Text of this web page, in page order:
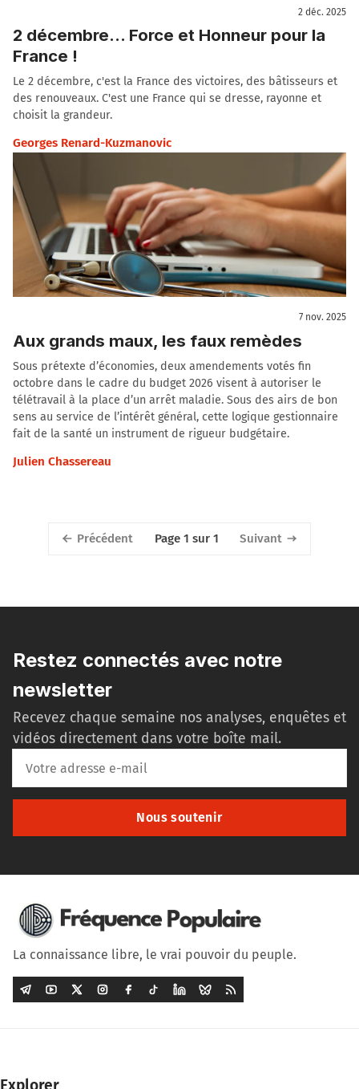
2 déc. 2025
2 décembre… Force et Honneur pour la
France !
Le 2 décembre, c'est la France des victoires, des bâtisseurs et
des renouveaux. C'est une France qui se dresse, rayonne et
choisit la grandeur.
Georges Renard-Kuzmanovic
7 nov. 2025
Aux grands maux, les faux remèdes
Sous prétexte d’économies, deux amendements votés fin
octobre dans le cadre du budget 2026 visent à autoriser le
télétravail à la place d’un arrêt maladie. Sous des airs de bon
sens au service de l’intérêt général, cette logique gestionnaire
fait de la santé un instrument de rigueur budgétaire.
Julien Chassereau
Précédent Page 1 sur 1 Suivant
Restez connectés avec notre
newsletter
Recevez chaque semaine nos analyses, enquêtes et
vidéos directement dans votre boîte mail.
Nous soutenir
La connaissance libre, le vrai pouvoir du peuple.